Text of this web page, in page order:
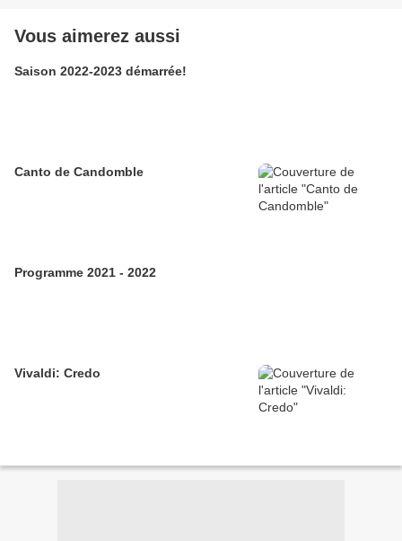
Vous aimerez aussi
Saison 2022-2023 démarrée!
Canto de Candomble
Programme 2021 - 2022
Vivaldi: Credo